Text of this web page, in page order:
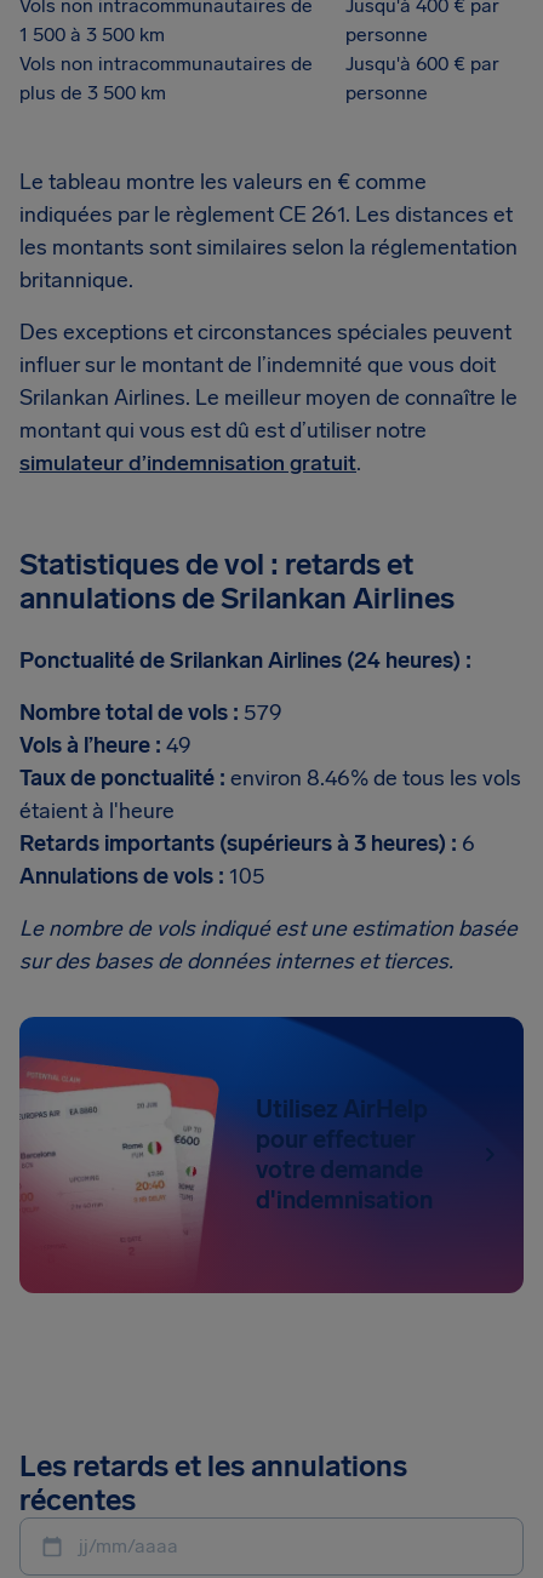
Vols non intracommunautaires de
1 500 à 3 500 km
Jusqu'à 400 € par
personne
Vols non intracommunautaires de
plus de 3 500 km
Jusqu'à 600 € par
personne
Le tableau montre les valeurs en € comme
indiquées par le règlement CE 261. Les distances et
les montants sont similaires selon la réglementation
britannique.
Des exceptions et circonstances spéciales peuvent
influer sur le montant de l’indemnité que vous doit
Srilankan Airlines. Le meilleur moyen de connaître le
montant qui vous est dû est d’utiliser notre
simulateur d’indemnisation gratuit.
Statistiques de vol : retards et
annulations de Srilankan Airlines
Ponctualité de Srilankan Airlines (24 heures) :
Nombre total de vols : 579
Vols à l’heure : 49
Taux de ponctualité : environ 8.46% de tous les vols
étaient à l'heure
Retards importants (supérieurs à 3 heures) : 6
Annulations de vols : 105
Le nombre de vols indiqué est une estimation basée
sur des bases de données internes et tierces.
Utilisez AirHelp
pour effectuer
votre demande
d'indemnisation
Les retards et les annulations
récentes
jj/mm/aaaa